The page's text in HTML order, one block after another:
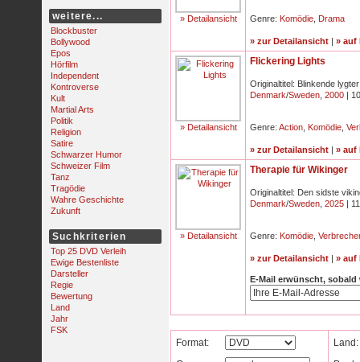
weitere...
Blockbuster
Bollywood
Epos
Hörfilm
Independent
Kontroverse
Kult
Martial Arts
Politik
Religion
Satire
Schwarzer Humor
Schweizer Film
Tanz
Tragödie
Wahre Geschichte
Zukunft
Suchkriterien
Top 25 DVD Verleih
Ewige Bestenliste
Darsteller
Regie
Bewertung
Land
Jahr
FSK
» Detailansicht Genre: Komödie Drama
» zur Detailansicht | » auf
» Detailansicht
Flickering Lights
Originaltitel: Blinkende lygter
Denmark/Sweden 2000 |
Genre: Action Komödie
» zur Detailansicht | » auf
» Detailansicht
Therapie für Wikinger
Originaltitel: Den sidste
Denmark/Sweden 2025 |
Genre: Komödie
» zur Detailansicht | » auf
E-Mail erwünscht,
Format:
Land: